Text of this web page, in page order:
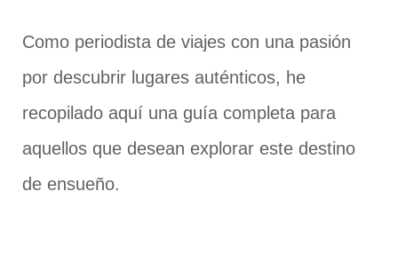
Como periodista de viajes con una pasión
por descubrir lugares auténticos, he
recopilado aquí una guía completa para
aquellos que desean explorar este destino
de ensueño.